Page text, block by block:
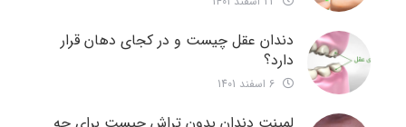
دندان عقل چیست و در کجای دهان قرار
دارد؟